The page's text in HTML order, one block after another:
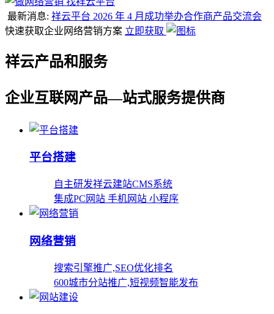
最新消息: 祥云平台 2026 年 4 月成功举办合作商产品交流会
快速获取企业网络营销方案 立即获取
祥云产品和服务
企业互联网产品—站式服务提供商
平台搭建
自主研发祥云建站CMS系统
集成PC网站 手机网站 小程序
网络营销
搜索引擎推广,SEO优化排名
600城市分站推广,短视频智能发布